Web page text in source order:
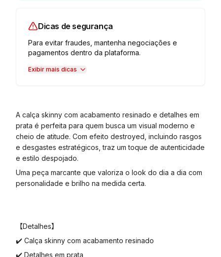
Dicas de segurança
Para evitar fraudes, mantenha negociações e
pagamentos dentro da plataforma.
Exibir mais dicas
A calça skinny com acabamento resinado e detalhes em
prata é perfeita para quem busca um visual moderno e
cheio de atitude. Com efeito destroyed, incluindo rasgos
e desgastes estratégicos, traz um toque de autenticidade
e estilo despojado.
Uma peça marcante que valoriza o look do dia a dia com
personalidade e brilho na medida certa.
【Detalhes】
✔️ Calça skinny com acabamento resinado
✔️ Detalhes em prata